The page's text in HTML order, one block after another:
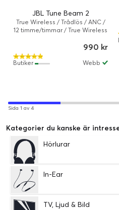
JBL Tune Beam 2
True Wireless / Trådlös / ANC /
12 timme/timmar / True Wireless
990 kr
Webb
Butiker
Sida 1 av 4
Kategorier du kanske är
Hörlurar
In-Ear
TV, Ljud & Bild